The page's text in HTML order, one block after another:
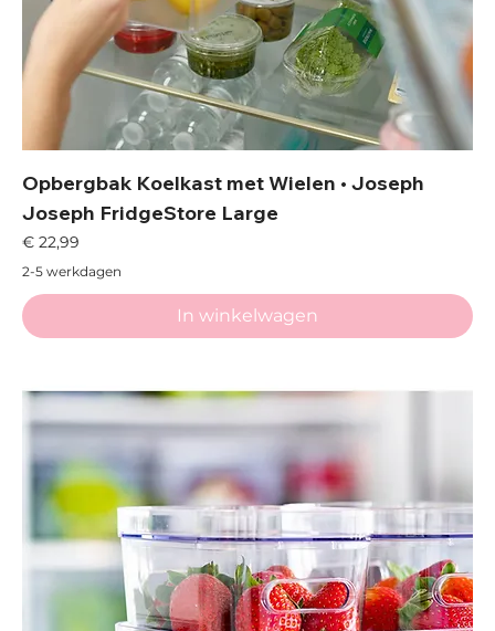
Opbergbak Koelkast met Wielen • Joseph
Joseph FridgeStore Large
Prijs
€ 22,99
2-5 werkdagen
In winkelwagen